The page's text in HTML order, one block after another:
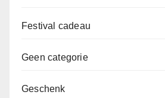
Festival cadeau
Geen categorie
Geschenk